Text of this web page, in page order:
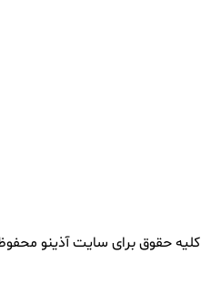
کلیه حقوق برای سایت آذینو